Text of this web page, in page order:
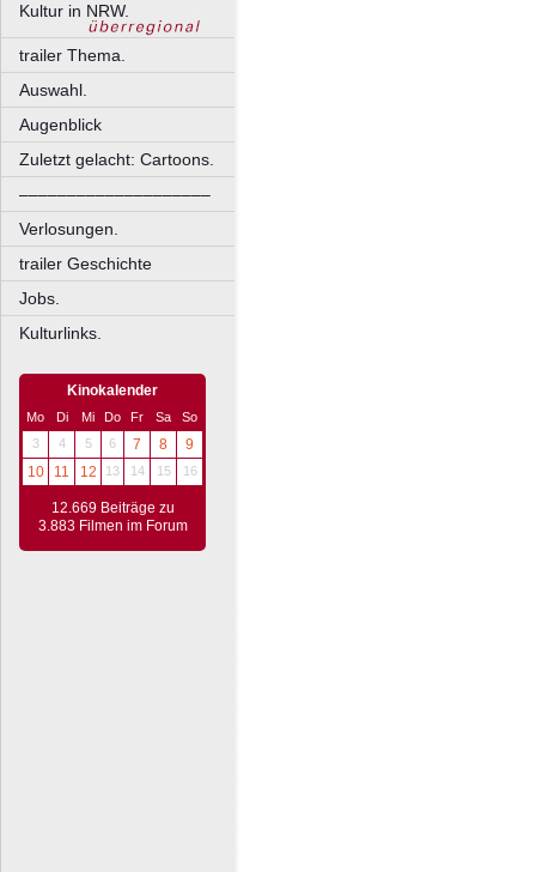
Kultur in NRW.
trailer Thema.
Auswahl.
Augenblick
Zuletzt gelacht: Cartoons.
––––––––––––––––––––
Verlosungen.
trailer Geschichte
Jobs.
Kulturlinks.
Kinokalender
Mo Di Mi Do Fr Sa
So
3
4 5 6 7 8
9
10
11 12 13 14 15 16
12.669 Beiträge zu
3.883 Filmen im Forum